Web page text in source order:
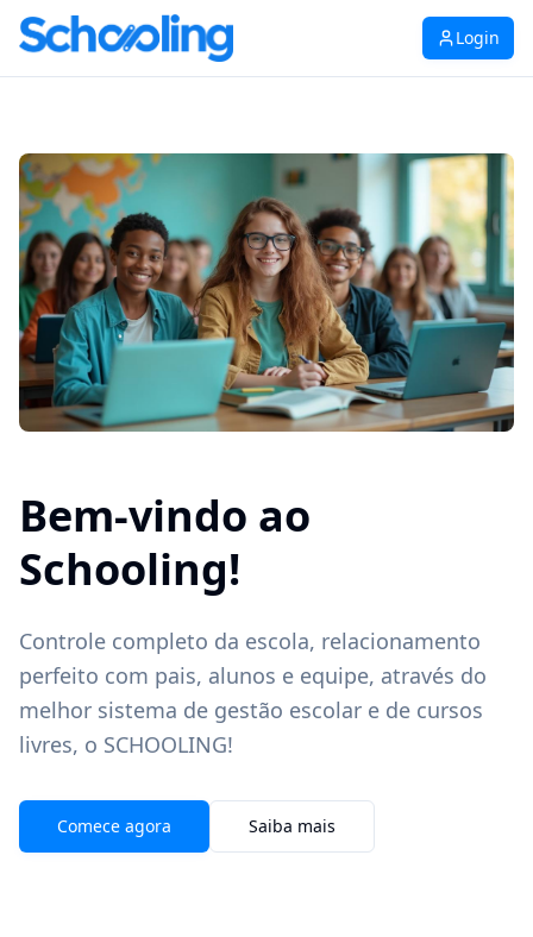
Login
Bem-vindo ao
Schooling!
Controle completo da escola, relacionamento
perfeito com pais, alunos e equipe, através do
melhor sistema de gestão escolar e de cursos
livres, o SCHOOLING!
Comece agora Saiba mais